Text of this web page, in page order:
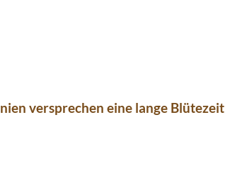
versprechen eine lange Blütezeit